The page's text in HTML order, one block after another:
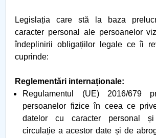
Legislația care stă la baza
caracter personal ale persoanelor
îndeplinirii obligațiilor legale ce îi
cuprinde:
Reglementări internaționale:
Regulamentul (UE) 2016/679
persoanelor fizice în ceea ce
datelor cu caracter personal
circulație a acestor date și de